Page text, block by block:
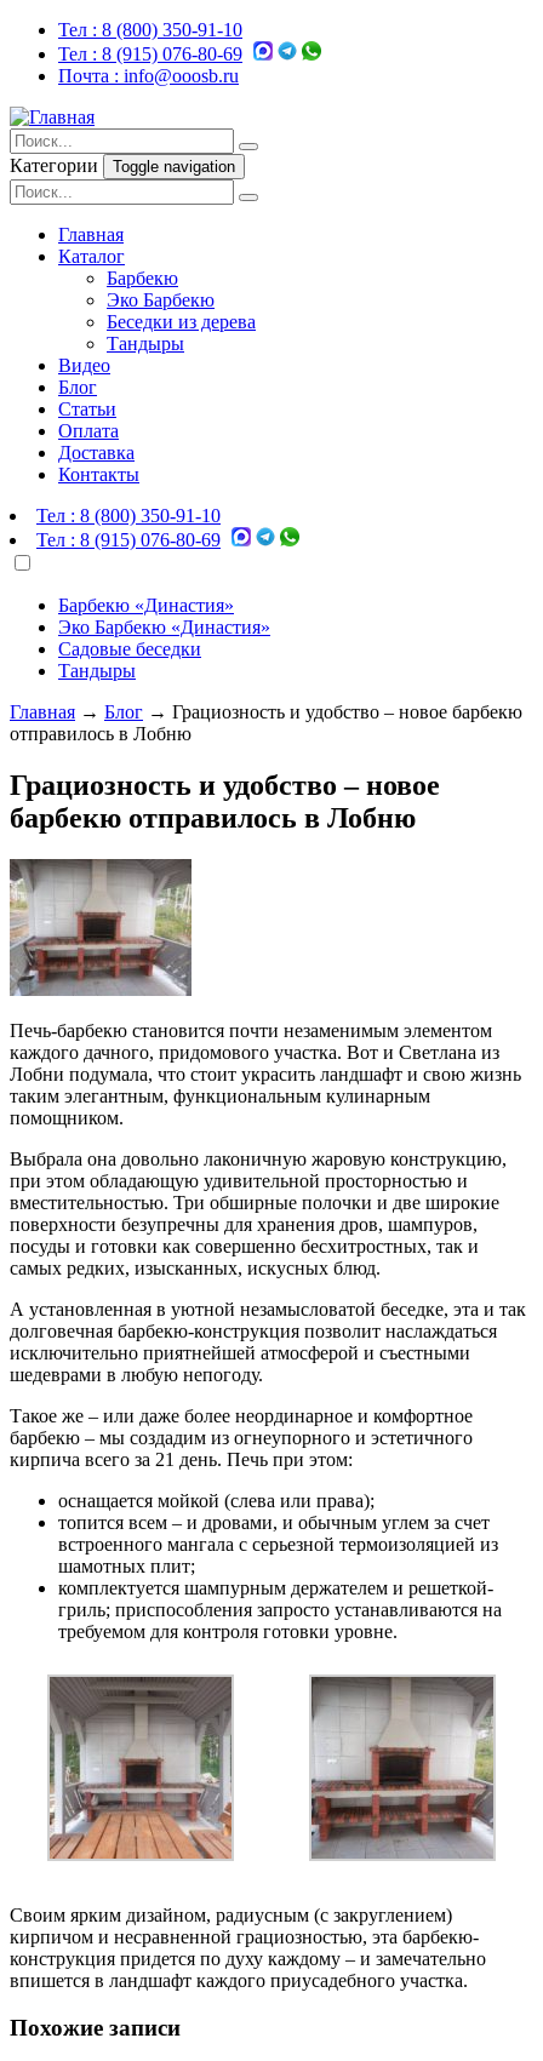
Тел : 8 (800) 350-91-10
Тел : 8 (915) 076-80-69
Почта : info@ooosb.ru
Категории Toggle navigation
Главная
Каталог
Барбекю
Эко Барбекю
Беседки из дерева
Тандыры
Видео
Блог
Статьи
Оплата
Доставка
Контакты
Тел : 8 (800) 350-91-10
Тел : 8 (915) 076-80-69
Барбекю «Династия»
Эко Барбекю «Династия»
Садовые беседки
Тандыры
Главная → Блог → Грациозность и удобство – новое барбекю
отправилось в Лобню
Грациозность и удобство – новое
барбекю отправилось в Лобню
Печь-барбекю становится почти незаменимым элементом
каждого дачного, придомового участка. Вот и Светлана из
Лобни подумала, что стоит украсить ландшафт и свою жизнь
таким элегантным, функциональным кулинарным
помощником.
Выбрала она довольно лаконичную жаровую конструкцию,
при этом обладающую удивительной просторностью и
вместительностью. Три обширные полочки и две широкие
поверхности безупречны для хранения дров, шампуров,
посуды и готовки как совершенно бесхитростных, так и
самых редких, изысканных, искусных блюд.
А установленная в уютной незамысловатой беседке, эта и так
долговечная барбекю-конструкция позволит наслаждаться
исключительно приятнейшей атмосферой и съестными
шедеврами в любую непогоду.
Такое же – или даже более неординарное и комфортное
барбекю – мы создадим из огнеупорного и эстетичного
кирпича всего за 21 день. Печь при этом:
оснащается мойкой (слева или права);
топится всем – и дровами, и обычным углем за счет
встроенного мангала с серьезной термоизоляцией из
шамотных плит;
комплектуется шампурным держателем и решеткой-
гриль; приспособления запросто устанавливаются на
требуемом для контроля готовки уровне.
Своим ярким дизайном, радиусным (с закруглением)
кирпичом и несравненной грациозностью, эта барбекю-
конструкция придется по духу каждому – и замечательно
впишется в ландшафт каждого приусадебного участка.
Похожие записи